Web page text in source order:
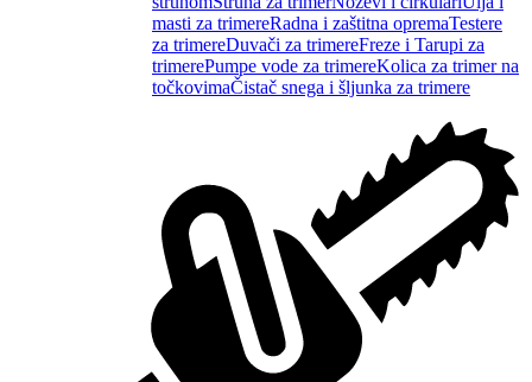
masti za trimereRadna i zaštitna opremaTestere
za trimereDuvači za trimereFreze i Tarupi za
trimerePumpe vode za trimereKolica za trimer na
točkovimaČistač snega i šljunka za trimere